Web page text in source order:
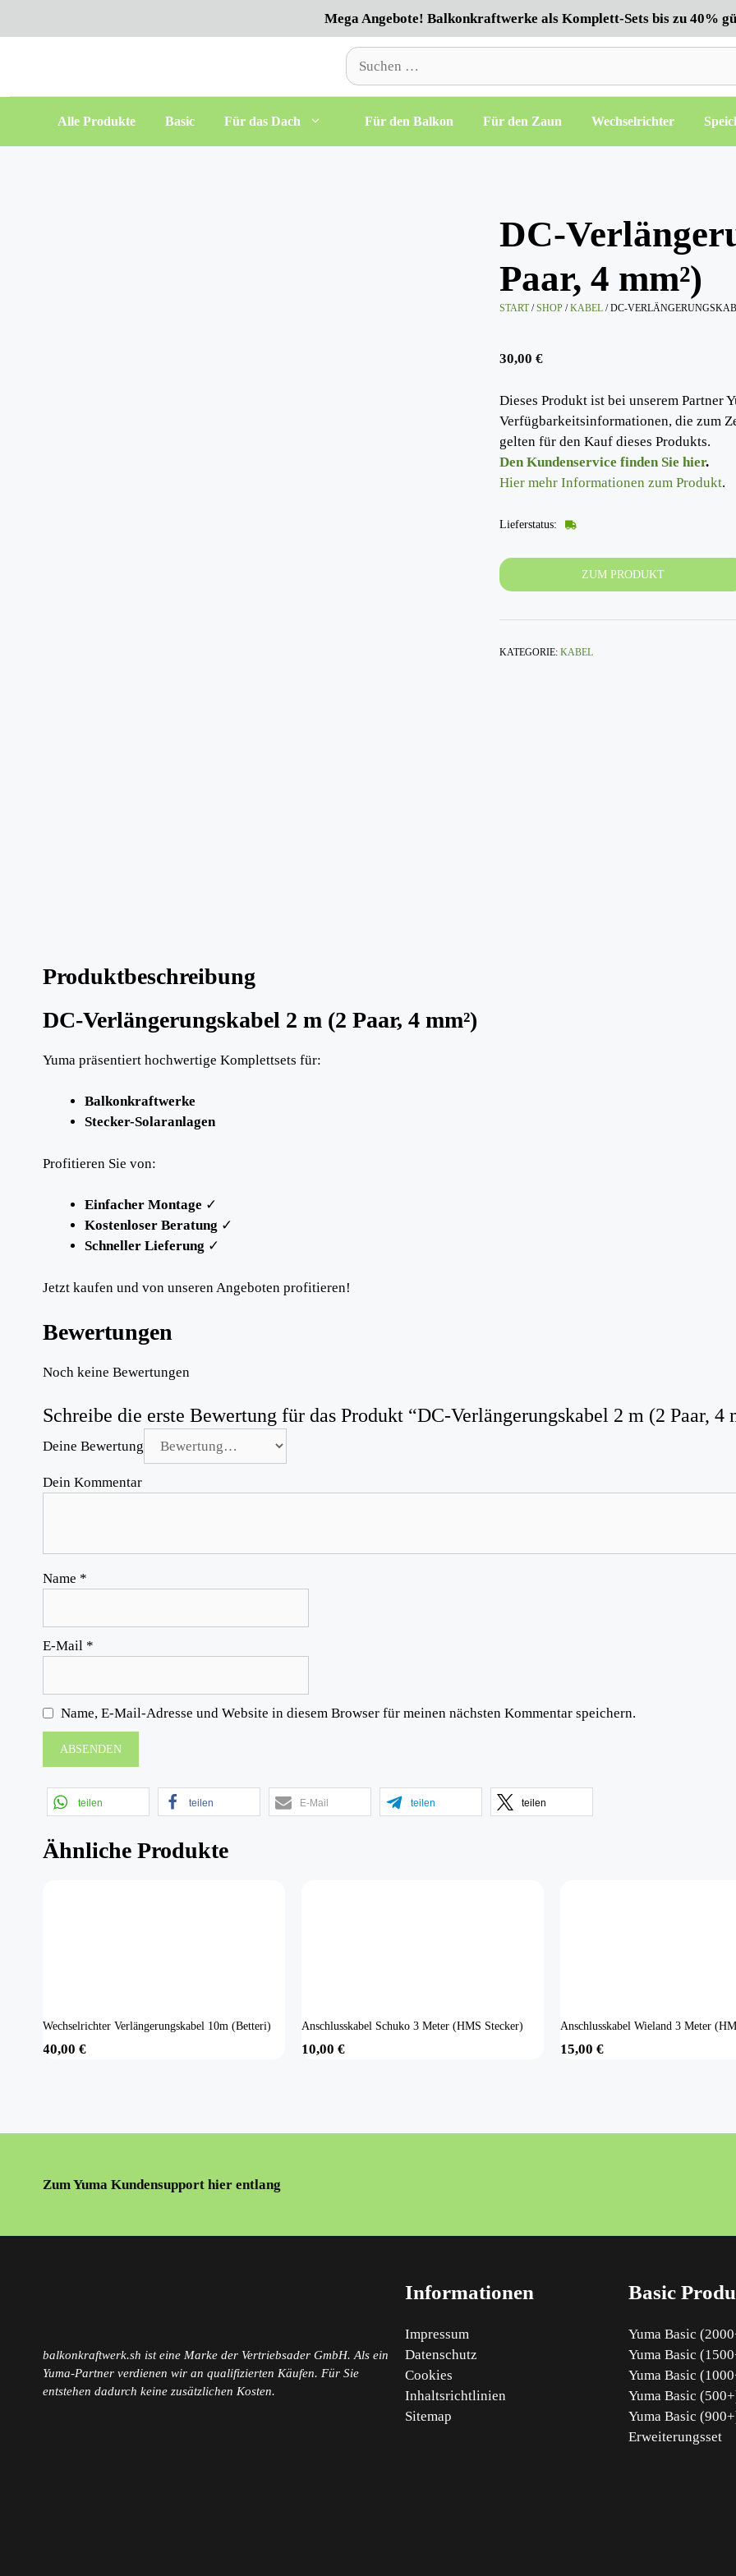
Mega Angebote! Balkonkraftwerke als Komplett-Sets bis zu 40%
Suchen
nach:
Alle Produkte Basic Für das Dach Für den Balkon Für den Zaun Wechselrichter
DC-
Paar, 4 mm²)
START/SHOP /KABEL / DC-
30,00 €
Dieses Produkt ist bei unserem Partner
Verfügbarkeitsinformationen, die zum
gelten für den Kauf dieses Produkts.
Den Kundenservice finden Sie hier.
Hier mehr Informationen zum Produkt.
Lieferstatus:
ZUM PRODUKT
KATEGORIE: KABEL
Produktbeschreibung
DC-Verlängerungskabel 2 m (2 Paar, 4 mm²)
Yuma präsentiert hochwertige Komplettsets für:
Balkonkraftwerke
Stecker-Solaranlagen
Profitieren Sie von:
Einfacher Montage ✓
Kostenloser Beratung ✓
Schneller Lieferung ✓
Jetzt kaufen und von unseren Angeboten profitieren!
Bewertungen
Noch keine Bewertungen
Schreibe die erste Bewertung für das Produkt “DC-Verlängerungskabel 2 m (2 Paar, 4
Deine Bewertung
Dein Kommentar
Name *
E-Mail *
Name, E-Mail-Adresse und Website in diesem Browser für meinen nächsten Kommentar speichern.
teilen teilen E-Mail teilen teilen
Ähnliche Produkte
Wechselrichter Verlängerungskabel 10m (Betteri)
40,00 €
Anschlusskabel Schuko 3 Meter (HMS Stecker)
10,00 €
Anschlusskabel Wieland 3 Meter
15,00 €
Zum Yuma Kundensupport hier entlang
balkonkraftwerk.sh ist eine Marke der Vertriebsader GmbH. Als ein
Yuma-Partner verdienen wir an qualifizierten Käufen. Für Sie
entstehen dadurch keine zusätzlichen Kosten.
Informationen
Impressum
Datenschutz
Cookies
Inhaltsrichtlinien
Sitemap
Basic
Yuma Basic
Yuma Basic
Yuma Basic
Yuma Basic
Yuma Basic
Erweiterungsset